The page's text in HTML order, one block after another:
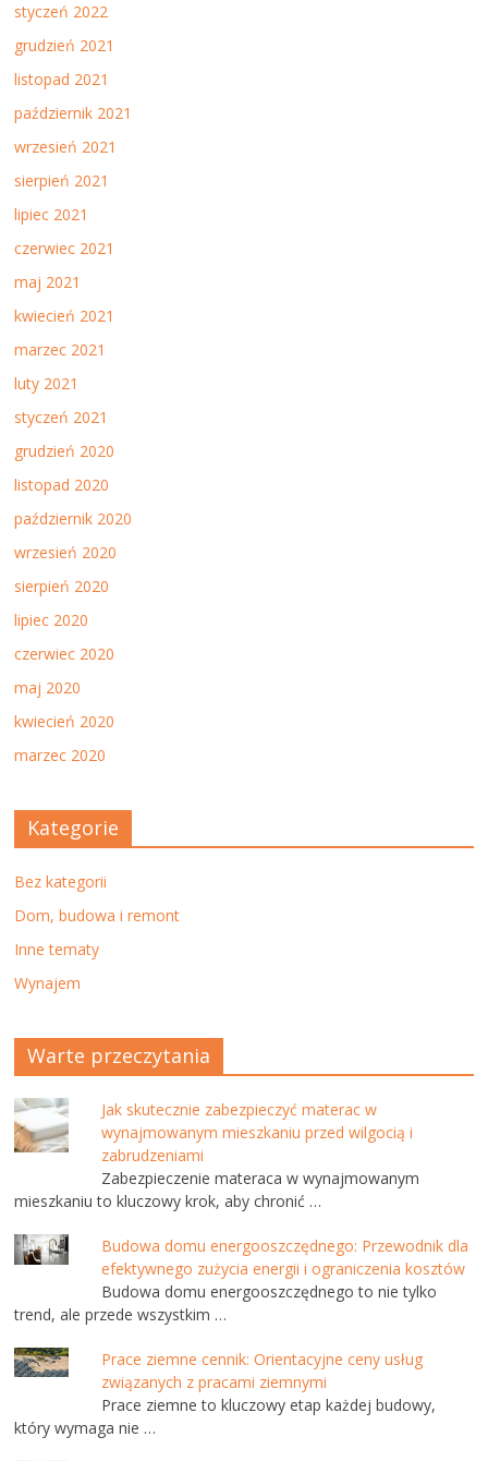
styczeń 2022
grudzień 2021
listopad 2021
październik 2021
wrzesień 2021
sierpień 2021
lipiec 2021
czerwiec 2021
maj 2021
kwiecień 2021
marzec 2021
luty 2021
styczeń 2021
grudzień 2020
listopad 2020
październik 2020
wrzesień 2020
sierpień 2020
lipiec 2020
czerwiec 2020
maj 2020
kwiecień 2020
marzec 2020
Kategorie
Bez kategorii
Dom, budowa i remont
Inne tematy
Wynajem
Warte przeczytania
Jak skutecznie zabezpieczyć materac w
wynajmowanym mieszkaniu przed wilgocią i
zabrudzeniami
Zabezpieczenie materaca w wynajmowanym
mieszkaniu to kluczowy krok, aby chronić …
Budowa domu energooszczędnego: Przewodnik dla
efektywnego zużycia energii i ograniczenia kosztów
Budowa domu energooszczędnego to nie tylko
trend, ale przede wszystkim …
Prace ziemne cennik: Orientacyjne ceny usług
związanych z pracami ziemnymi
Prace ziemne to kluczowy etap każdej budowy,
który wymaga nie …